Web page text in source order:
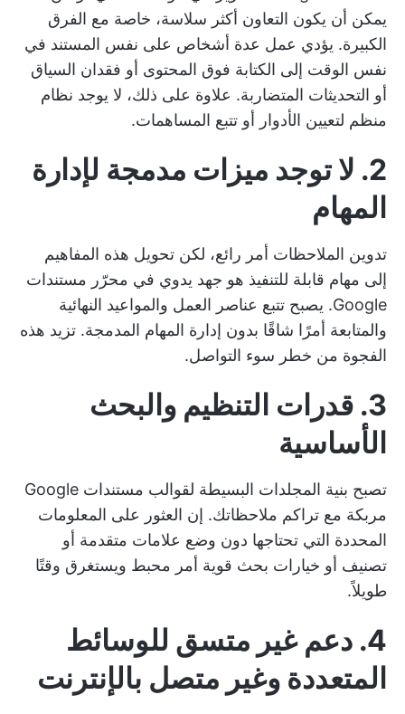
يمكن أن يكون التعاون أكثر سلاسة، خاصة مع الفرق
الكبيرة. يؤدي عمل عدة أشخاص على نفس المستند في
نفس الوقت إلى الكتابة فوق المحتوى أو فقدان السياق
أو التحديثات المتضاربة. علاوة على ذلك، لا يوجد نظام
منظم لتعيين الأدوار أو تتبع المساهمات.
2. لا توجد ميزات مدمجة لإدارة
المهام
تدوين الملاحظات أمر رائع، لكن تحويل هذه المفاهيم
إلى مهام قابلة للتنفيذ هو جهد يدوي في محرّر مستندات
Google. يصبح تتبع عناصر العمل والمواعيد النهائية
والمتابعة أمرًا شاقًا بدون إدارة المهام المدمجة. تزيد هذه
الفجوة من خطر سوء التواصل.
3. قدرات التنظيم والبحث
الأساسية
تصبح بنية المجلدات البسيطة لقوالب مستندات Google
مربكة مع تراكم ملاحظاتك. إن العثور على المعلومات
المحددة التي تحتاجها دون وضع علامات متقدمة أو
تصنيف أو خيارات بحث قوية أمر محبط ويستغرق وقتًا
طويلاً.
4. دعم غير متسق للوسائط
المتعددة وغير متصل بالإنترنت